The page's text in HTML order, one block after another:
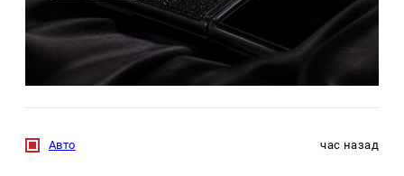
Авто час назад